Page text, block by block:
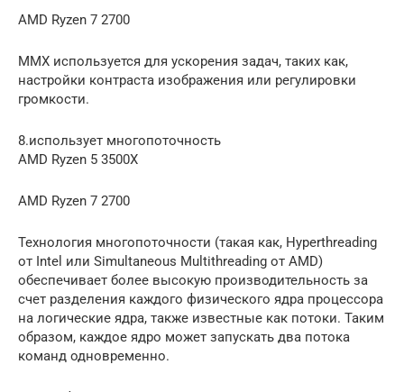
AMD Ryzen 7 2700
MMX используется для ускорения задач, таких как,
настройки контраста изображения или регулировки
громкости.
8.использует многопоточность
AMD Ryzen 5 3500X
AMD Ryzen 7 2700
Технология многопоточности (такая как, Hyperthreading
от Intel или Simultaneous Multithreading от AMD)
обеспечивает более высокую производительность за
счет разделения каждого физического ядра процессора
на логические ядра, также известные как потоки. Таким
образом, каждое ядро может запускать два потока
команд одновременно.